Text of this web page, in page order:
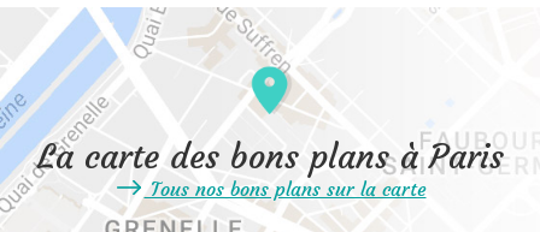
La carte des bons plans à Paris
Tous nos bons plans sur la carte